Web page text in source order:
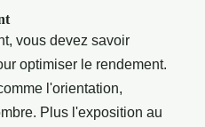
vous devez savoir
optimiser le rendement.
l'orientation,
Plus l'exposition au